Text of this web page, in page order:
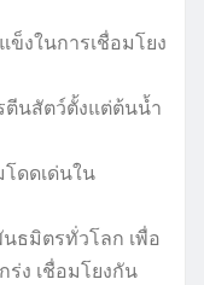
งในการเชื่อมโยง
ตีนสัตว์ตั้งแต่ต้นน้ำ
ดดเด่นใน
ธมิตรทั่วโลก เพื่อ
ง เชื่อมโยงกัน